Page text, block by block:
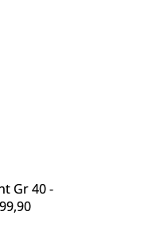
Gr 40 -